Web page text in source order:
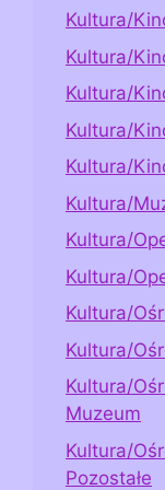
Kultura/
Kultura/
Kultura/
Kultura/
Kultura/
Kultura/
Kultura/
Kultura/
Kultura/
Kultura/
Kultura/
Muzeum
Kultura/
Pozostałe